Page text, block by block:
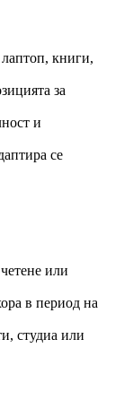
книги,
за
и
се
или
в период на
студиа или